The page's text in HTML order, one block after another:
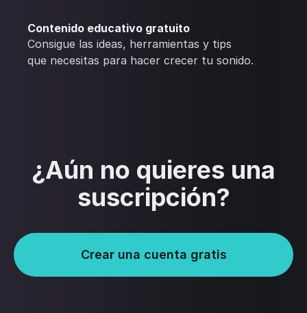
Contenido educativo gratuito
Consigue las ideas, herramientas y tips
que necesitas para hacer crecer tu sonido.
¿Aún no quieres una
suscripción?
Crear una cuenta gratis